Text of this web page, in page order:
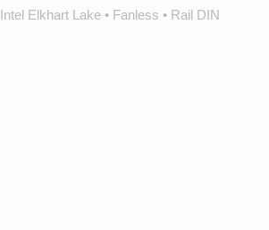
Intel Elkhart Lake • Fanless • Rail DIN